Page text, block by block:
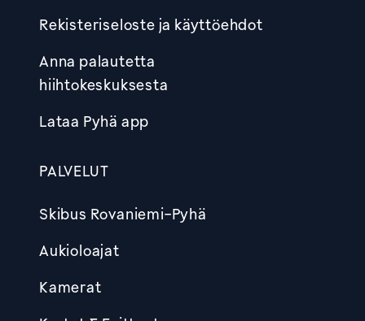
Rekisteriseloste ja käyttöehdot
Anna palautetta
hiihtokeskuksesta
Lataa Pyhä app
PALVELUT
Skibus Rovaniemi-Pyhä
Aukioloajat
Kamerat